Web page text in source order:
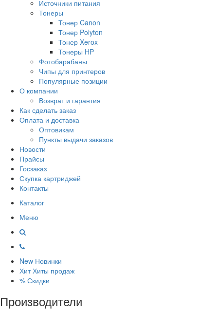
Источники питания
Тонеры
Тонер Canon
Тонер Polyton
Тонер Xerox
Тонеры HP
Фотобарабаны
Чипы для принтеров
Популярные позиции
О компании
Возврат и гарантия
Как сделать заказ
Оплата и доставка
Оптовикам
Пункты выдачи заказов
Новости
Прайсы
Госзаказ
Скупка картриджей
Контакты
Каталог
Меню
New Новинки
Хит Хиты продаж
% Скидки
Производители